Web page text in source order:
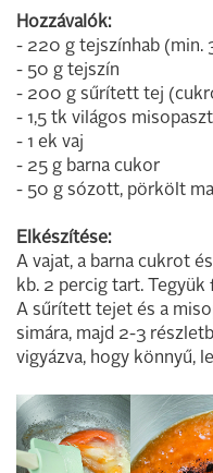
Hozzávalók:
- 220 g tejszínhab (min.
- 50 g tejszín
- 200 g sűrített tej
- 1,5 tk világos
- 1 ek vaj
- 25 g barna cukor
- 50 g sózott, pörkölt
Elkészítése:
A vajat, a barna cukrot
kb. 2 percig tart. Tegyük
A sűrített tejet és a
simára, majd 2-3
vigyázva, hogy könnyű,